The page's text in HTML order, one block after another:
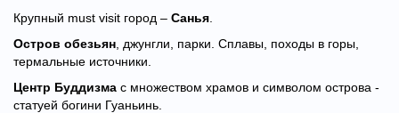
Крупный must visit город – Санья
Остров обезьян , джунгли, парки. Сплавы, походы в горы,
термальные источники.
Центр Буддизма с множеством храмов и символом острова -
статуей богини Гуаньинь.